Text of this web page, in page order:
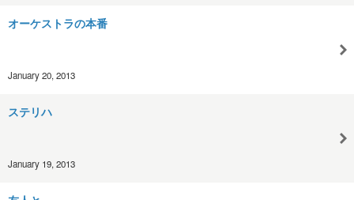
オーケストラの本番
January 20, 2013
ステリハ
January 19, 2013